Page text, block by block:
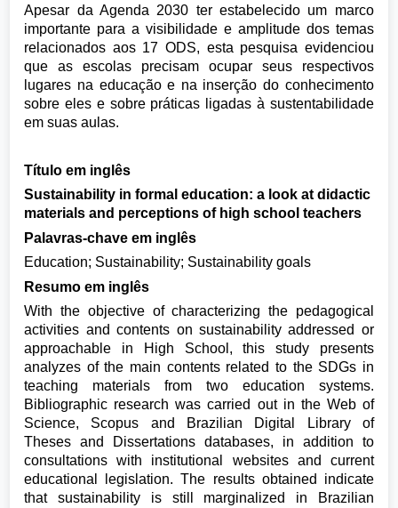
Apesar da Agenda 2030 ter estabelecido um marco
importante para a visibilidade e amplitude dos temas
relacionados aos 17 ODS, esta pesquisa evidenciou
que as escolas precisam ocupar seus respectivos
lugares na educação e na inserção do conhecimento
sobre eles e sobre práticas ligadas à sustentabilidade
em suas aulas.
Título em inglês
Sustainability in formal education: a look at didactic
materials and perceptions of high school teachers
Palavras-chave em inglês
Education; Sustainability; Sustainability goals
Resumo em inglês
With the objective of characterizing the pedagogical
activities and contents on sustainability addressed or
approachable in High School, this study presents
analyzes of the main contents related to the SDGs in
teaching materials from two education systems.
Bibliographic research was carried out in the Web of
Science, Scopus and Brazilian Digital Library of
Theses and Dissertations databases, in addition to
consultations with institutional websites and current
educational legislation. The results obtained indicate
that sustainability is still marginalized in Brazilian